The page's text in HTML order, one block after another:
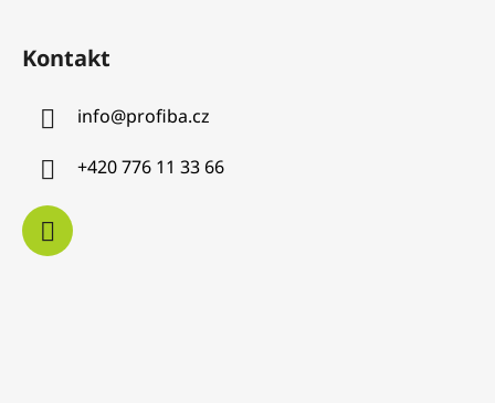
Kontakt
info@profiba.cz
+420 776 11 33 66